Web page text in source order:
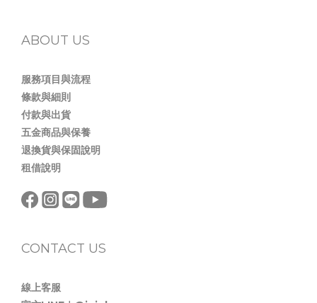
ABOUT US
服務項目與流程
條款與細則
付款與出貨
五金商品與保養
退換貨與保固說明
租借說明
CONTACT US
線上客服